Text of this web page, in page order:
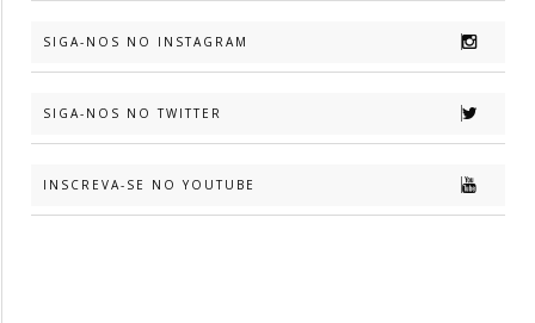
SIGA-NOS NO INSTAGRAM
SIGA-NOS NO TWITTER
INSCREVA-SE NO YOUTUBE